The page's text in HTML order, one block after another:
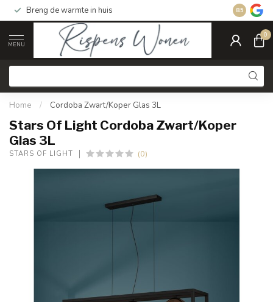
Breng de warmte in huis Gratis
8.5
MENU
0
Home / Cordoba Zwart/Koper Glas 3L
Stars Of Light Cordoba Zwart/Koper
Glas 3L
STARS OF LIGHT (0)